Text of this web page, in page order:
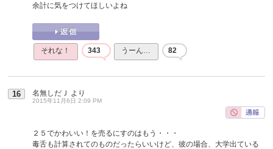
余計に気をつけてほしいよね
それな！ 343 うーん… 82
16 名無しだＪ より
2015年11月6日 2:09 PM
２５でかわいい！を売るにすのはもう・・・
毒舌も計算されてのものだったらいいけど、彼の場合、大学出ている